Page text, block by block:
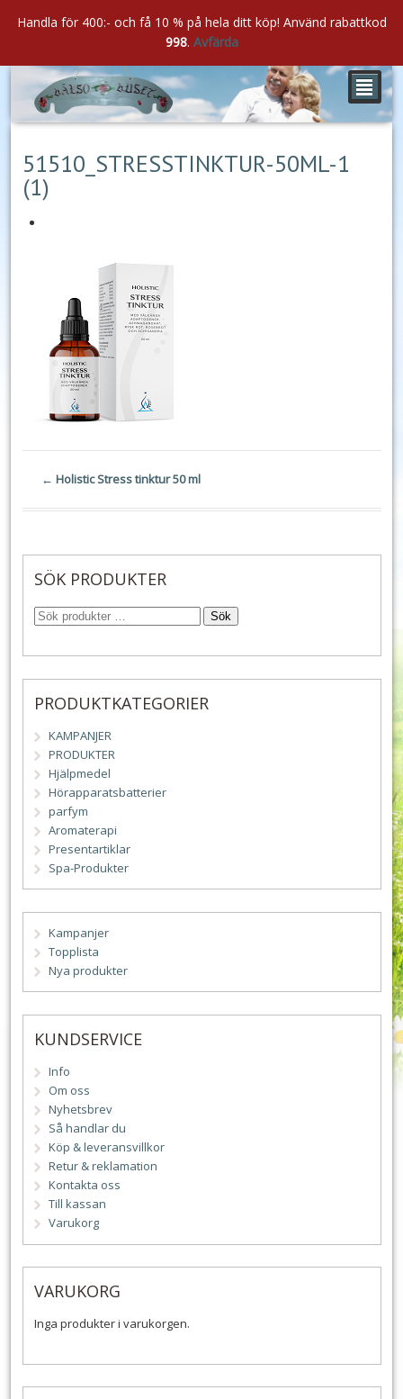
²
51510_STRESSTINKTUR-50ML-1
(1)
← Holistic Stress tinktur 50 ml
SÖK PRODUKTER
Sök
PRODUKTKATEGORIER
KAMPANJER
PRODUKTER
Hjälpmedel
Hörapparatsbatterier
parfym
Aromaterapi
Presentartiklar
Spa-Produkter
Kampanjer
Topplista
Nya produkter
KUNDSERVICE
Info
Om oss
Nyhetsbrev
Så handlar du
Köp & leveransvillkor
Retur & reklamation
Kontakta oss
Till kassan
Varukorg
VARUKORG
Inga produkter i varukorgen.
Handla för 400:- och få 10 % på hela ditt köp! Använd rabattkod
998. Avfärda